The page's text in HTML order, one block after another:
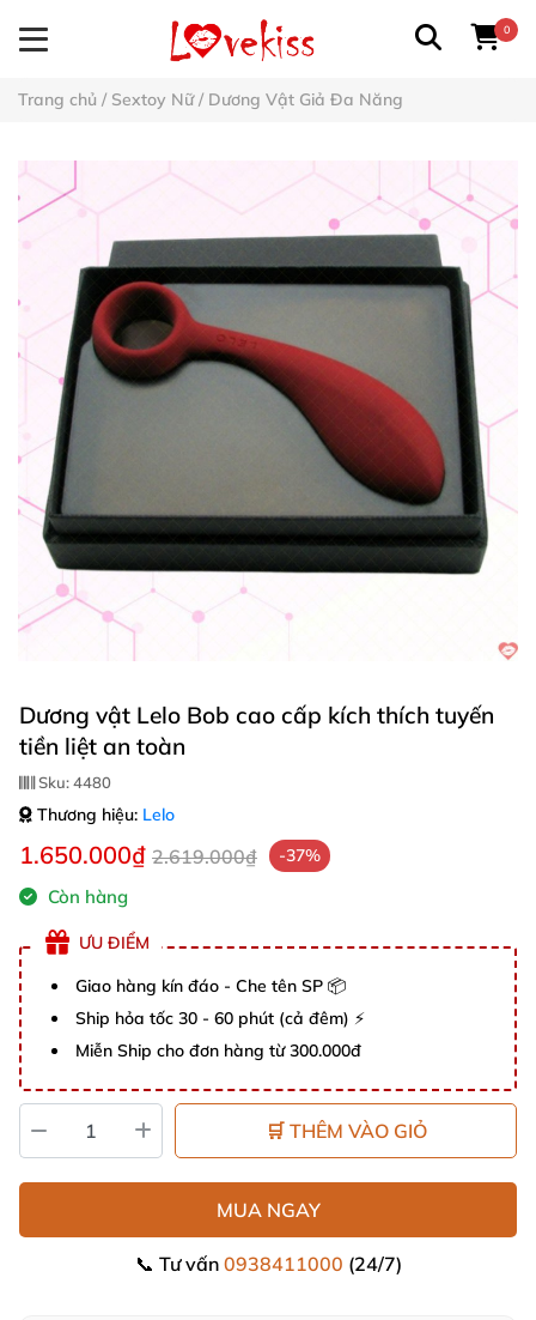
0
Trang chủ / Sextoy Nữ/ Dương Vật Giả Đa Năng
Dương vật Lelo Bob cao cấp kích thích tuyến
tiền liệt an toàn
Sku:4480
Thương hiệu: Lelo
1.650.000₫ 2.619.000₫ -37%
Còn hàng
ƯU ĐIỂM
Giao hàng kín đáo - Che tên SP 📦
Ship hỏa tốc 30 - 60 phút (cả đêm) ⚡
Miễn Ship cho đơn hàng từ 300.000đ
🛒 THÊM VÀO GIỎ
MUA NGAY
📞 Tư vấn 0938411000 (24/7)